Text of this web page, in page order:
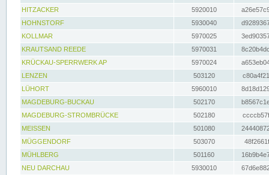
HITZACKER
5920010
HOHNSTORF
5930040
KOLLMAR
5970025
KRAUTSAND REEDE
5970031
KRÜCKAU-SPERRWERK AP
5970024
LENZEN
503120
LÜHORT
5960010
MAGDEBURG-BUCKAU
502170
MAGDEBURG-STROMBRÜCKE
502180
MEISSEN
501080
MÜGGENDORF
503070
MÜHLBERG
501160
NEU DARCHAU
5930010